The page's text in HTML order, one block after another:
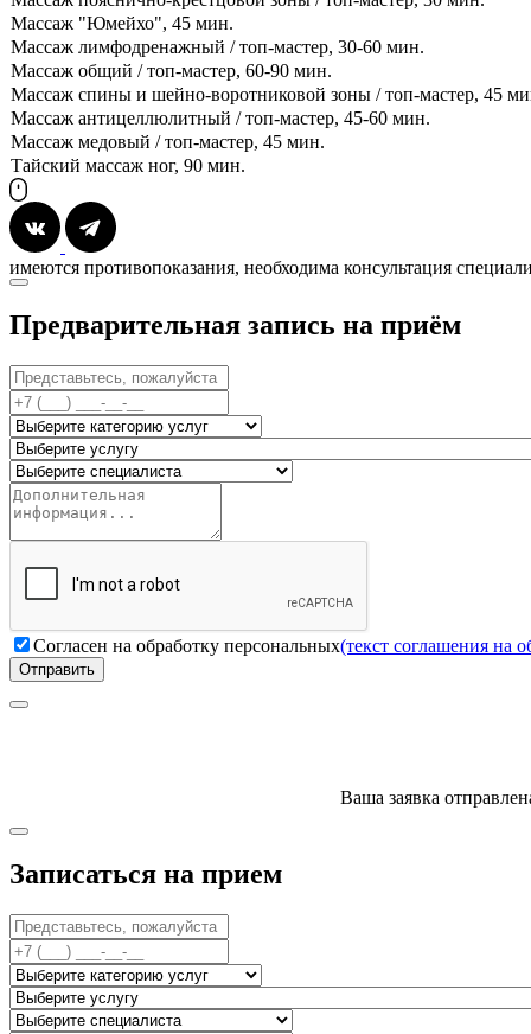
Массаж "Юмейхо", 45 мин.
Массаж лимфодренажный / топ-мастер, 30-60 мин.
Массаж общий / топ-мастер, 60-90 мин.
Массаж спины и шейно-воротниковой зоны / топ-мастер, 45
Массаж антицеллюлитный / топ-мастер, 45-60 мин.
Массаж медовый / топ-мастер, 45 мин.
Тайский массаж ног, 90 мин.
имеются противопоказания, необходима консультация
Предварительная запись на приём
Согласен на обработку персональных(текст соглашения на
Отправить
Ваша заявка
Записаться на прием